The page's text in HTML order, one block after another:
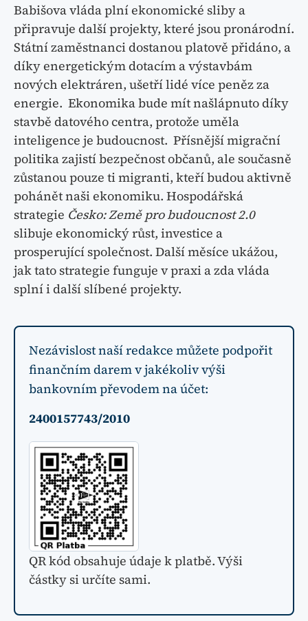
Babišova vláda plní ekonomické sliby a
připravuje další projekty, které jsou pronárodní.
Státní zaměstnanci dostanou platově přidáno, a
díky energetickým dotacím a výstavbám
nových elektráren, ušetří lidé více peněz za
energie. Ekonomika bude mít našlápnuto díky
stavbě datového centra, protože uměla
inteligence je budoucnost. Přísnější migrační
politika zajistí bezpečnost občanů, ale současně
zůstanou pouze ti migranti, kteří budou aktivně
pohánět naši ekonomiku. Hospodářská
strategie Česko: Země pro budoucnost 2.0
slibuje ekonomický růst, investice a
prosperující společnost. Další měsíce ukážou,
jak tato strategie funguje v praxi a zda vláda
splní i další slíbené projekty.
Nezávislost naší redakce můžete podpořit
finančním darem v jakékoliv výši
bankovním převodem na účet:
2400157743/2010
QR kód obsahuje údaje k platbě. Výši
částky si určíte sami.